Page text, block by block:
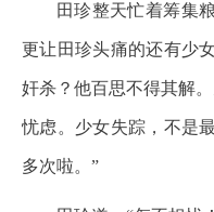
田珍整天忙着筹集
更让田珍头痛的还有少
奸杀？他百思不得其解
忧虑。少女失踪，不是
多次啦。”